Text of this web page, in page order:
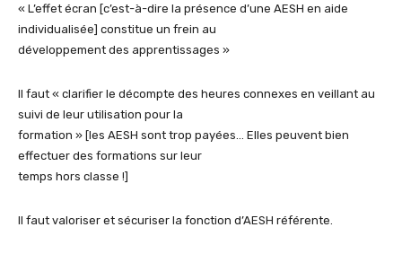
« L’effet écran [c’est-à-dire la présence d’une AESH en aide
individualisée] constitue un frein au
développement des apprentissages »
Il faut « clarifier le décompte des heures connexes en veillant au
suivi de leur utilisation pour la
formation » [les AESH sont trop payées… Elles peuvent bien
effectuer des formations sur leur
temps hors classe !]
Il faut valoriser et sécuriser la fonction d’AESH référente.